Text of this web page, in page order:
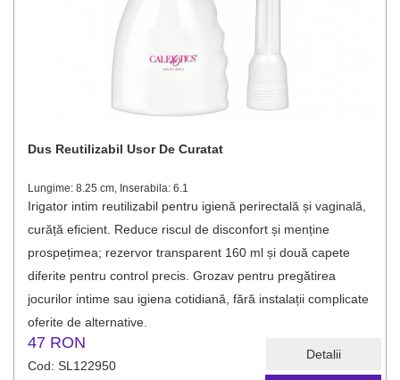
Detalii
Dus Reutilizabil Usor De Curatat
Lungime: 8.25 cm, Inserabila: 6.1
Irigator intim reutilizabil pentru igienă perirectală și vaginală,
curăță eficient. Reduce riscul de disconfort și menține
prospețimea; rezervor transparent 160 ml și două capete
diferite pentru control precis. Grozav pentru pregătirea
jocurilor intime sau igiena cotidiană, fără instalații complicate
oferite de alternative.
47 RON
Cod: SL122950